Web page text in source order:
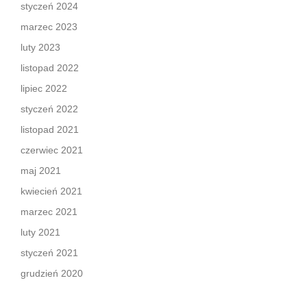
styczeń 2024
marzec 2023
luty 2023
listopad 2022
lipiec 2022
styczeń 2022
listopad 2021
czerwiec 2021
maj 2021
kwiecień 2021
marzec 2021
luty 2021
styczeń 2021
grudzień 2020